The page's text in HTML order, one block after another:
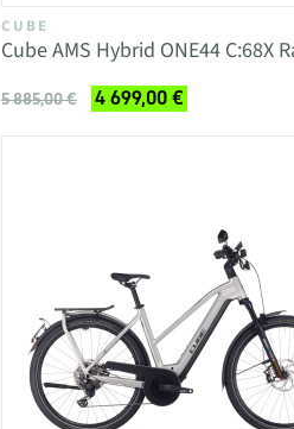
CUBE
Cube AMS Hybrid ONE44 C:68X
5 885,00 € 4 699,00 €